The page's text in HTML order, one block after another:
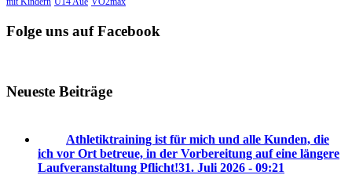
Folge uns auf Facebook
Neueste Beiträge
Athletiktraining ist für mich und alle Kunden, die
ich vor Ort betreue, in der Vorbereitung auf eine längere
Laufveranstaltung Pflicht!31. Juli 2026 - 09:21